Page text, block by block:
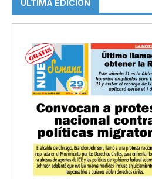
ULTIMA EDICIÓN